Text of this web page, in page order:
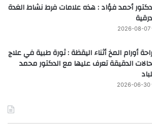
أحمد فؤاد : هذه علامات فرط نشاط الغدة
2026-08-07
أورام المخ أثناء اليقظة : ثورة طبية في علاج
الدقيقة تعرف عليها مع الدكتور محمد
2026-06-30